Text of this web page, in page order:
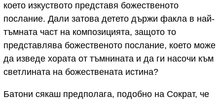
което изкуството представя божественото
послание. Дали затова детето държи факла в най-
тъмната част на композицията, защото то
представлява божественото послание, което може
да изведе хората от тъмнината и да ги насочи към
светлината на божествената истина?
Батони сякаш предполага, подобно на Сократ, че